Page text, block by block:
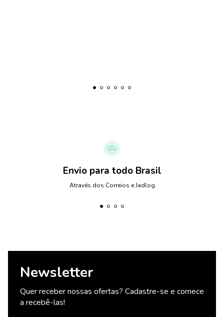
Envio para todo Brasil
Através dos Correios e Jadlog
Newsletter
Quer receber nossas ofertas? Cadastre-se e comece
a recebê-las!